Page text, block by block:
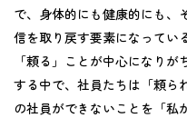
で、身体的にも健康的にも、
信を取り戻す要素になってい
「頼る」ことが中心になり
する中で、社員たちは「頼ら
の社員ができないことを「私